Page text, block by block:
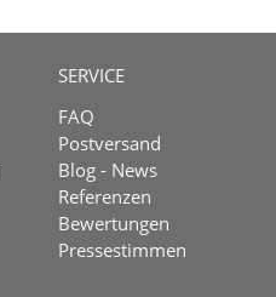
SERVICE
FAQ
Postversand
Blog - News
Referenzen
Bewertungen
Pressestimmen